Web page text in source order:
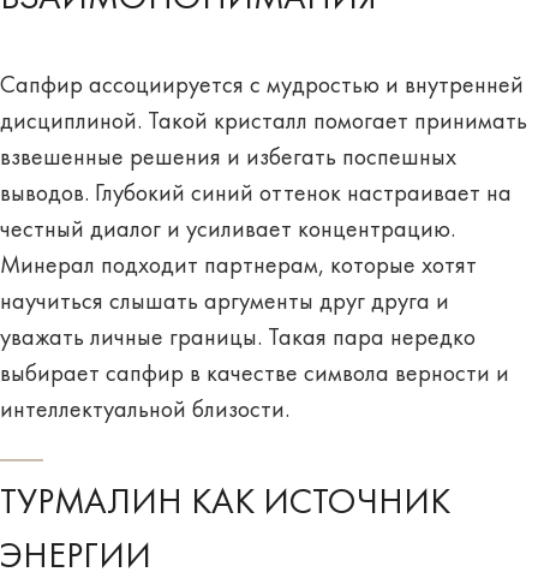
Сапфир ассоциируется с мудростью и внутренней
дисциплиной. Такой кристалл помогает принимать
взвешенные решения и избегать поспешных
выводов. Глубокий синий оттенок настраивает на
честный диалог и усиливает концентрацию.
Минерал подходит партнерам, которые хотят
научиться слышать аргументы друг друга и
уважать личные границы. Такая пара нередко
выбирает сапфир в качестве символа верности и
интеллектуальной близости.
ТУРМАЛИН КАК ИСТОЧНИК
ЭНЕРГИИ